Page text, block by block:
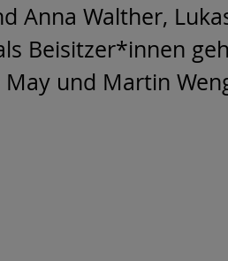
Anna Walther,
Beisitzer*innen
May und Martin